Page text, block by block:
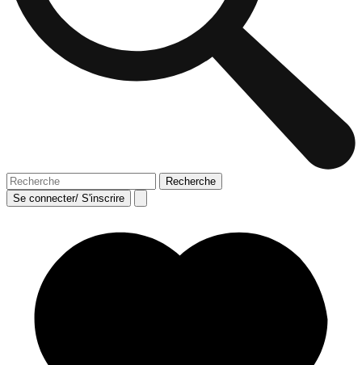
Se connecter/ S'inscrire